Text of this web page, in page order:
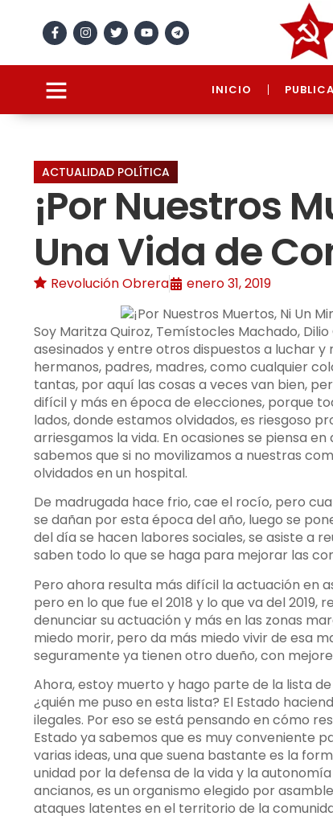
INICIO
ACTUALIDAD POLÍTICA
¡Por Nuestros
Una Vida de
Revolución Obrera enero 31, 2019
Soy Maritza Quiroz, Temístocles Machado,
asesinados y entre otros dispuestos a luchar y
hermanos, padres, madres, como cualquier
tantas, por aquí las cosas a veces van bien,
difícil y más en época de elecciones, porque
lados, donde estamos olvidados, es riesgoso
arriesgamos la vida. En ocasiones se piensa
sabemos que si no movilizamos a nuestras
olvidados en un hospital.
De madrugada hace frio, cae el rocío, pero
se dañan por esta época del año, luego se
del día se hacen labores sociales, se asiste a
saben todo lo que se haga para mejorar las
Pero ahora resulta más difícil la actuación en
pero en lo que fue el 2018 y lo que va del
denunciar su actuación y más en las zonas
miedo morir, pero da más miedo vivir de esa
seguramente ya tienen otro dueño, con
Ahora, estoy muerto y hago parte de la lista
¿quién me puso en esta lista? El Estado
ilegales. Por eso se está pensando en cómo
Estado ya sabemos que es muy conveniente
varias ideas, una que suena bastante es la
unidad por la defensa de la vida y la
ancianos, es un organismo elegido por
ataques latentes en el territorio de la